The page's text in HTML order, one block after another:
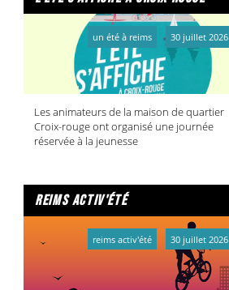
Les animateurs de la maison de quartier
Croix-rouge ont organisé une journée
réservée à la jeunesse
un été à reims 30 juillet 2026
reims activ'été
reims activ'été 30 juillet 2026